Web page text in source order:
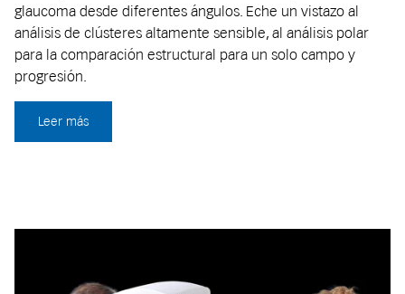
glaucoma desde diferentes ángulos. Eche un vistazo al
análisis de clústeres altamente sensible, al análisis polar
para la comparación estructural para un solo campo y
progresión.
Leer más